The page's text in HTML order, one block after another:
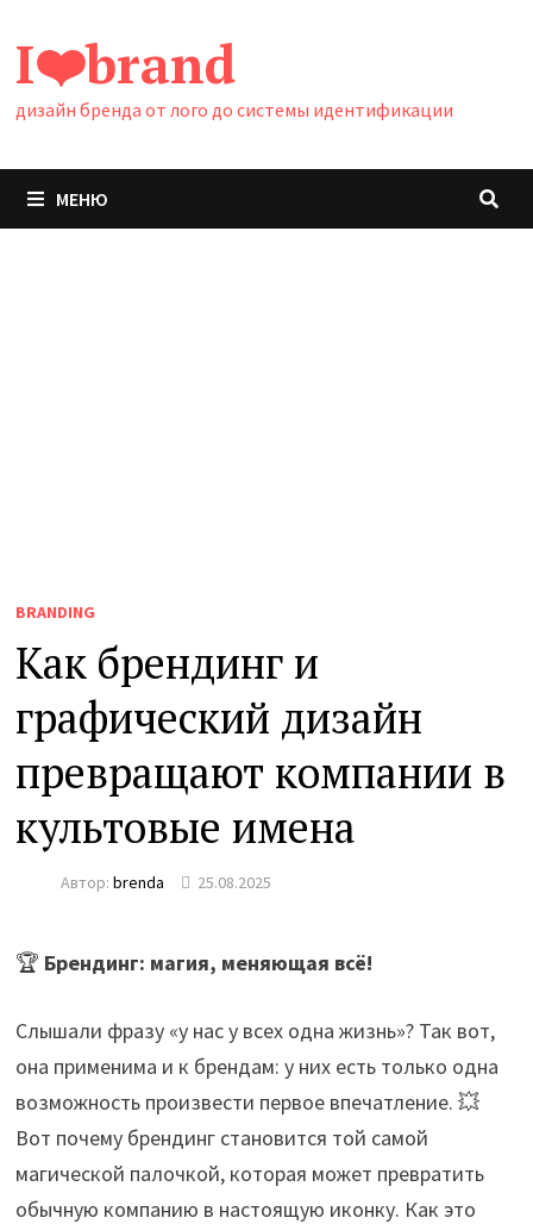
содержимому
I❤️brand
дизайн бренда от лого до системы идентификации
МЕНЮ
BRANDING
Как брендинг и
графический дизайн
превращают компании в
культовые имена
Автор:brenda 25.08.2025
🏆 Брендинг: магия, меняющая всё!
Слышали фразу «у нас у всех одна жизнь»? Так вот,
она применима и к брендам: у них есть только одна
возможность произвести первое впечатление. 💥
Вот почему брендинг становится той самой
магической палочкой, которая может превратить
обычную компанию в настоящую иконку. Как это